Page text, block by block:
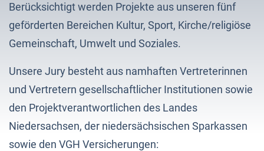
Berücksichtigt werden Projekte aus unseren fünf
geförderten Bereichen Kultur, Sport, Kirche/religiöse
Gemeinschaft, Umwelt und Soziales.
Unsere Jury besteht aus namhaften Vertreterinnen
und Vertretern gesellschaftlicher Institutionen sowie
den Projektverantwortlichen des Landes
Niedersachsen, der niedersächsischen Sparkassen
sowie den VGH Versicherungen: